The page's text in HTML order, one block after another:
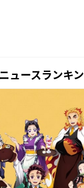
ュースランキ